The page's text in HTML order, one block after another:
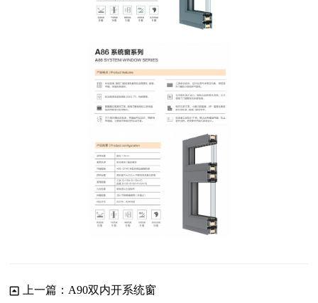
上一篇： A90双内开系统窗